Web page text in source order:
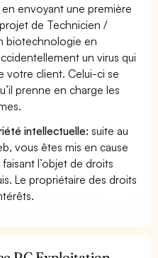
en envoyant une première
de Technicien /
biotechnologie en
un virus qui
votre client. Celui-ci se
prenne en charge les
intellectuelle: suite au
vous êtes mis en cause
l’objet de droits
Le propriétaire des droits